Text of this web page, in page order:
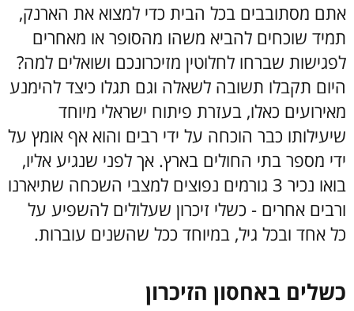
אתם מסתובבים בכל הבית כדי למצוא את הארנק,
תמיד שוכחים להביא משהו מהסופר או מאחרים
לפגישות שברחו לחלוטין מזיכרונכם ושואלים למה?
היום תקבלו תשובה לשאלה וגם תגלו כיצד להימנע
מאירועים כאלו, בעזרת פיתוח ישראלי מיוחד
שיעילותו כבר הוכחה על ידי רבים והוא אף אומץ על
ידי מספר בתי החולים בארץ. אך לפני שנגיע אליו,
בואו נכיר 3 גורמים נפוצים למצבי השכחה שתיארנו
ורבים אחרים - כשלי זיכרון שעלולים להשפיע על
כל אחד ובכל גיל, במיוחד ככל שהשנים עוברות.
כשלים באחסון הזיכרון